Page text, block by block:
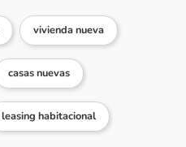
vivienda nueva
casas nuevas
leasing habitacional